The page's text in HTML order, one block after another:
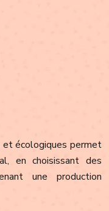
écologiques permet
en choisissant des
une production